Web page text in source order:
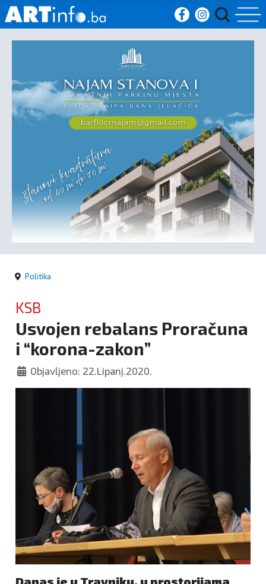
Vijesti
Sport
Crna
kronika
Politika
Politika
KSB
Usvojen rebalans Proračuna
i “korona-zakon”
Objavljeno: 22.Lipanj.2020.
Danas je u Travniku, u prostorijama